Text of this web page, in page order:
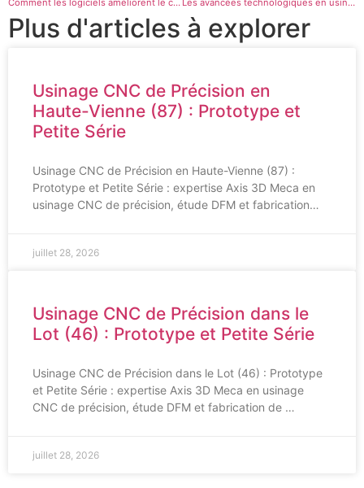
Comment les logiciels améliorent le contrôle qualité en usinage Les avancées technologiques en usinage CNC
Plus d'articles à explorer
Usinage CNC de Précision en
Haute-Vienne (87) : Prototype et
Petite Série
Usinage CNC de Précision en Haute-Vienne (87) :
Prototype et Petite Série : expertise Axis 3D Meca en
usinage CNC de précision, étude DFM et fabrication…
juillet 28, 2026
Usinage CNC de Précision dans le
Lot (46) : Prototype et Petite Série
Usinage CNC de Précision dans le Lot (46) : Prototype
et Petite Série : expertise Axis 3D Meca en usinage
CNC de précision, étude DFM et fabrication de …
juillet 28, 2026